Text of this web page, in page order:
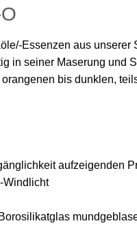
Essenzen aus unserer
in seiner Maserung und
bis dunklen,
aufzeigenden
Windlicht